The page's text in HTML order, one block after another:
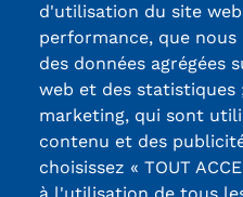
13, Rue Ernest
Thierry-Mieg
d'utilisation du site
performance, que
des données agrégées
web et des statistiques
marketing, qui sont
contenu et des
choisissez « TOUT